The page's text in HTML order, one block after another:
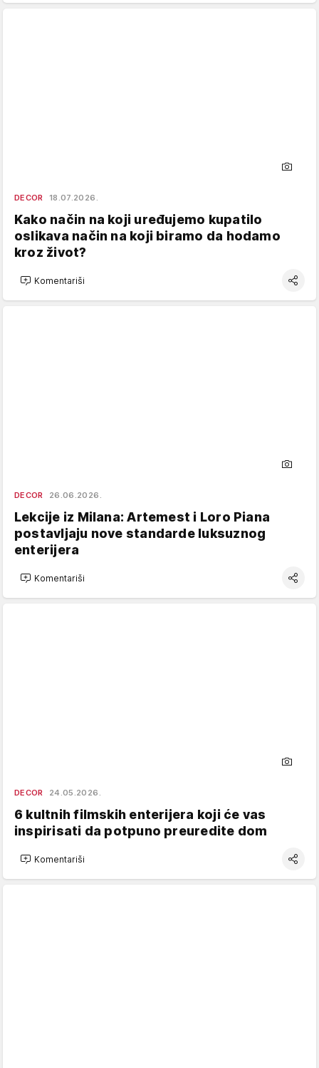
DECOR 18.07.2026.
Kako način na koji uređujemo kupatilo
oslikava način na koji biramo da hodamo
kroz život?
Komentariši
DECOR 26.06.2026.
Lekcije iz Milana: Artemest i Loro Piana
postavljaju nove standarde luksuznog
enterijera
Komentariši
DECOR 24.05.2026.
6 kultnih filmskih enterijera koji će vas
inspirisati da potpuno preuredite dom
Komentariši